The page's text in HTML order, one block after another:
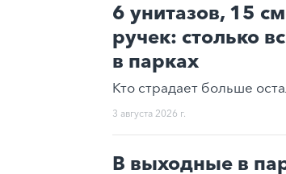
6 унитазов, 15
ручек: столько
в парках
Кто страдает больше
3 августа 2026 г.
В выходные в